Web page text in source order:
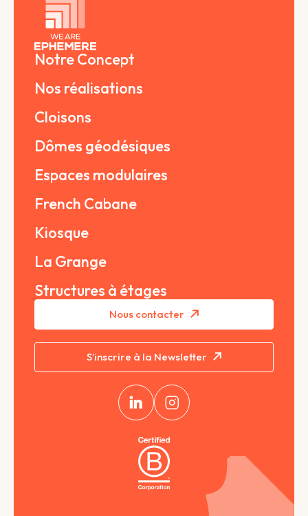
Notre Concept
Nos réalisations
Cloisons
Dômes géodésiques
Espaces modulaires
French Cabane
Kiosque
La Grange
Structures à étages
Nous contacter
S’inscrire à la Newsletter